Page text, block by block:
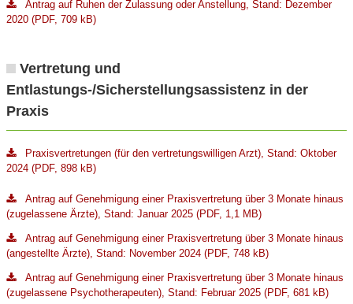
Antrag auf Ruhen der Zulassung oder Anstellung, Stand: Dezember
2020 (PDF, 709 kB)
Vertretung und
Entlastungs-/Sicherstellungsassistenz in der
Praxis
Praxisvertretungen (für den vertretungswilligen Arzt), Stand: Oktober
2024 (PDF, 898 kB)
Antrag auf Genehmigung einer Praxisvertretung über 3 Monate hinaus
(zugelassene Ärzte), Stand: Januar 2025 (PDF, 1,1 MB)
Antrag auf Genehmigung einer Praxisvertretung über 3 Monate hinaus
(angestellte Ärzte), Stand: November 2024 (PDF, 748 kB)
Antrag auf Genehmigung einer Praxisvertretung über 3 Monate hinaus
(zugelassene Psychotherapeuten), Stand: Februar 2025 (PDF, 681 kB)